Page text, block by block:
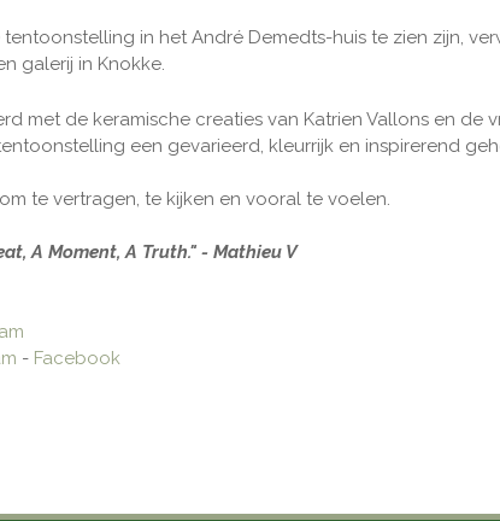
in het André Demedts-huis te zien zijn,
galerij in Knokke.
met de keramische creaties van Katrien Vallons en de
een gevarieerd, kleurrijk en inspirerend
te vertragen, te kijken en vooral te voelen.
A Moment, A Truth." - Mathieu V
- Facebook